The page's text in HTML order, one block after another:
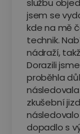
službu
jsem se
kde na mě
technik.
nádraží,
Dorazili
proběhla
zkušební
dopadlo s